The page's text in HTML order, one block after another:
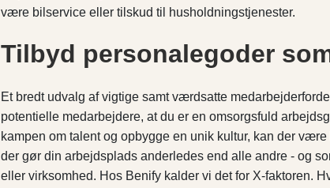
være bilservice eller tilskud til husholdningstjenester.
Tilbyd personalegoder
Et bredt udvalg af vigtige samt værdsatte
potentielle medarbejdere, at du er en omsorgsfuld
kampen om talent og opbygge en unik kultur, kan der
der gør din arbejdsplads anderledes end alle andre - og
eller virksomhed. Hos Benify kalder vi det for X-faktoren.